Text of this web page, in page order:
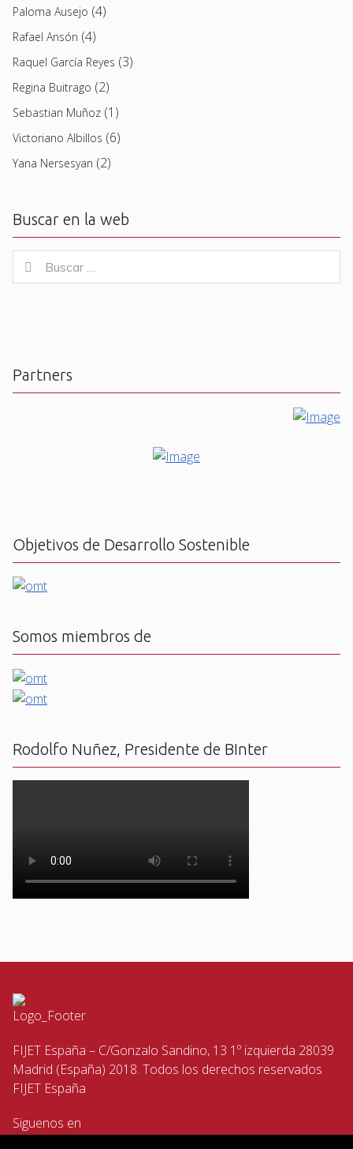
Paloma Ausejo (4)
Rafael Ansón (4)
Raquel García Reyes (3)
Regina Buitrago (2)
Sebastian Muñoz (1)
Victoriano Albillos (6)
Yana Nersesyan (2)
Buscar en la web
for:
Buscar
Partners
Objetivos de Desarrollo Sostenible
Somos miembros de
Rodolfo Nuñez, Presidente de BInter
FIJET España – C/Gonzalo Sandino, 13 1º izquierda 28039
Madrid (España) 2018. Todos los derechos reservados
FIJET España
Siguenos en